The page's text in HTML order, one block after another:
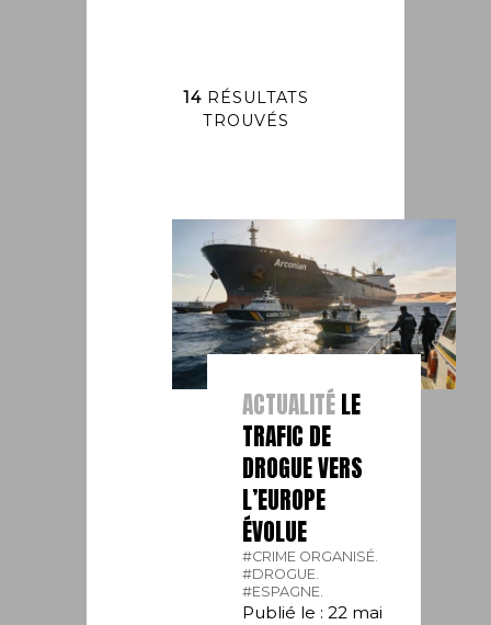
14RÉSULTATS
TROUVÉS
ACTUALITÉLE
TRAFIC DE
DROGUE VERS
L’EUROPE
ÉVOLUE
#CRIME ORGANISÉ.
#DROGUE.
#ESPAGNE.
Publié le : 22 mai